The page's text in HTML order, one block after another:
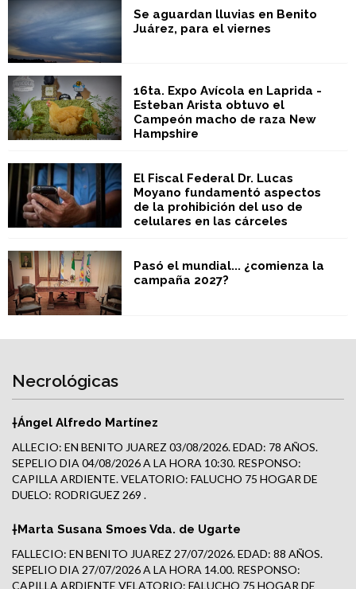
Se aguardan lluvias en Benito
Juárez, para el viernes
16ta. Expo Avícola en Laprida -
Esteban Arista obtuvo el
Campeón macho de raza New
Hampshire
El Fiscal Federal Dr. Lucas
Moyano fundamentó aspectos
de la prohibición del uso de
celulares en las cárceles
Pasó el mundial... ¿comienza la
campaña 2027?
Necrológicas
†Ángel Alfredo Martínez
ALLECIO: EN BENITO JUAREZ 03/08/2026. EDAD: 78 AÑOS.
SEPELIO DIA 04/08/2026 A LA HORA 10:30. RESPONSO:
CAPILLA ARDIENTE. VELATORIO: FALUCHO 75 HOGAR DE
DUELO: RODRIGUEZ 269 .
†Marta Susana Smoes Vda. de Ugarte
FALLECIO: EN BENITO JUAREZ 27/07/2026. EDAD: 88 AÑOS.
SEPELIO DIA 27/07/2026 A LA HORA 14.00. RESPONSO:
CAPILLA ARDIENTE VELATORIO: FALUCHO 75 HOGAR DE